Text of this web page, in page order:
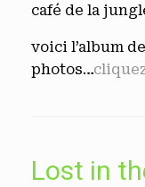
café de la
voici l’album
photos…
Lost in